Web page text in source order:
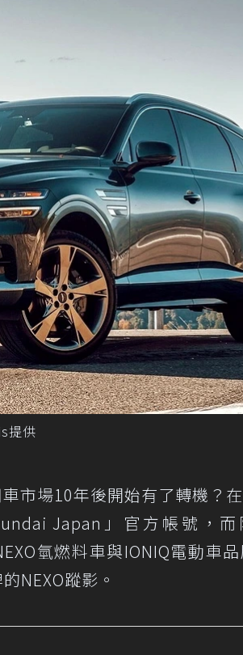
提供
市場10年後開始有了轉機？
Japan」官方帳號，而
氫燃料車與IONIQ電動車
NEXO蹤影。